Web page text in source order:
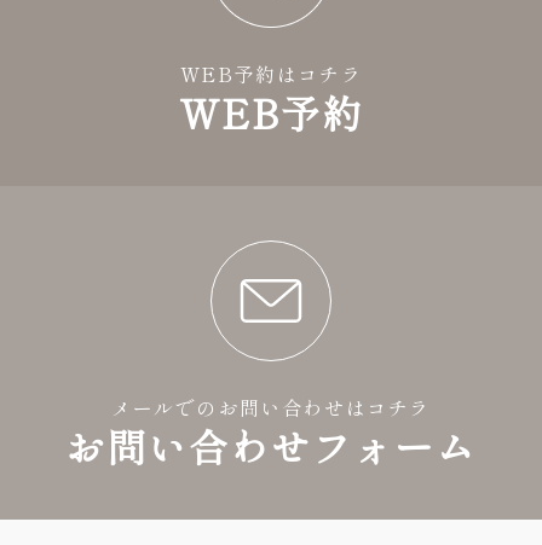
WEB予約はコチラ
WEB予約
メールでのお問い合わせはコチラ
お問い合わせフォーム